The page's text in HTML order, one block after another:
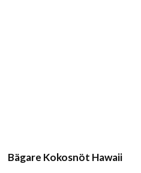
Bägare Kokosnöt Hawaii